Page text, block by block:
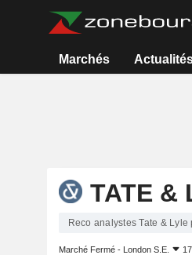
Marchés
TATE &
Reco analystes Tate & Lyle
Marché Fermé - London S.E.